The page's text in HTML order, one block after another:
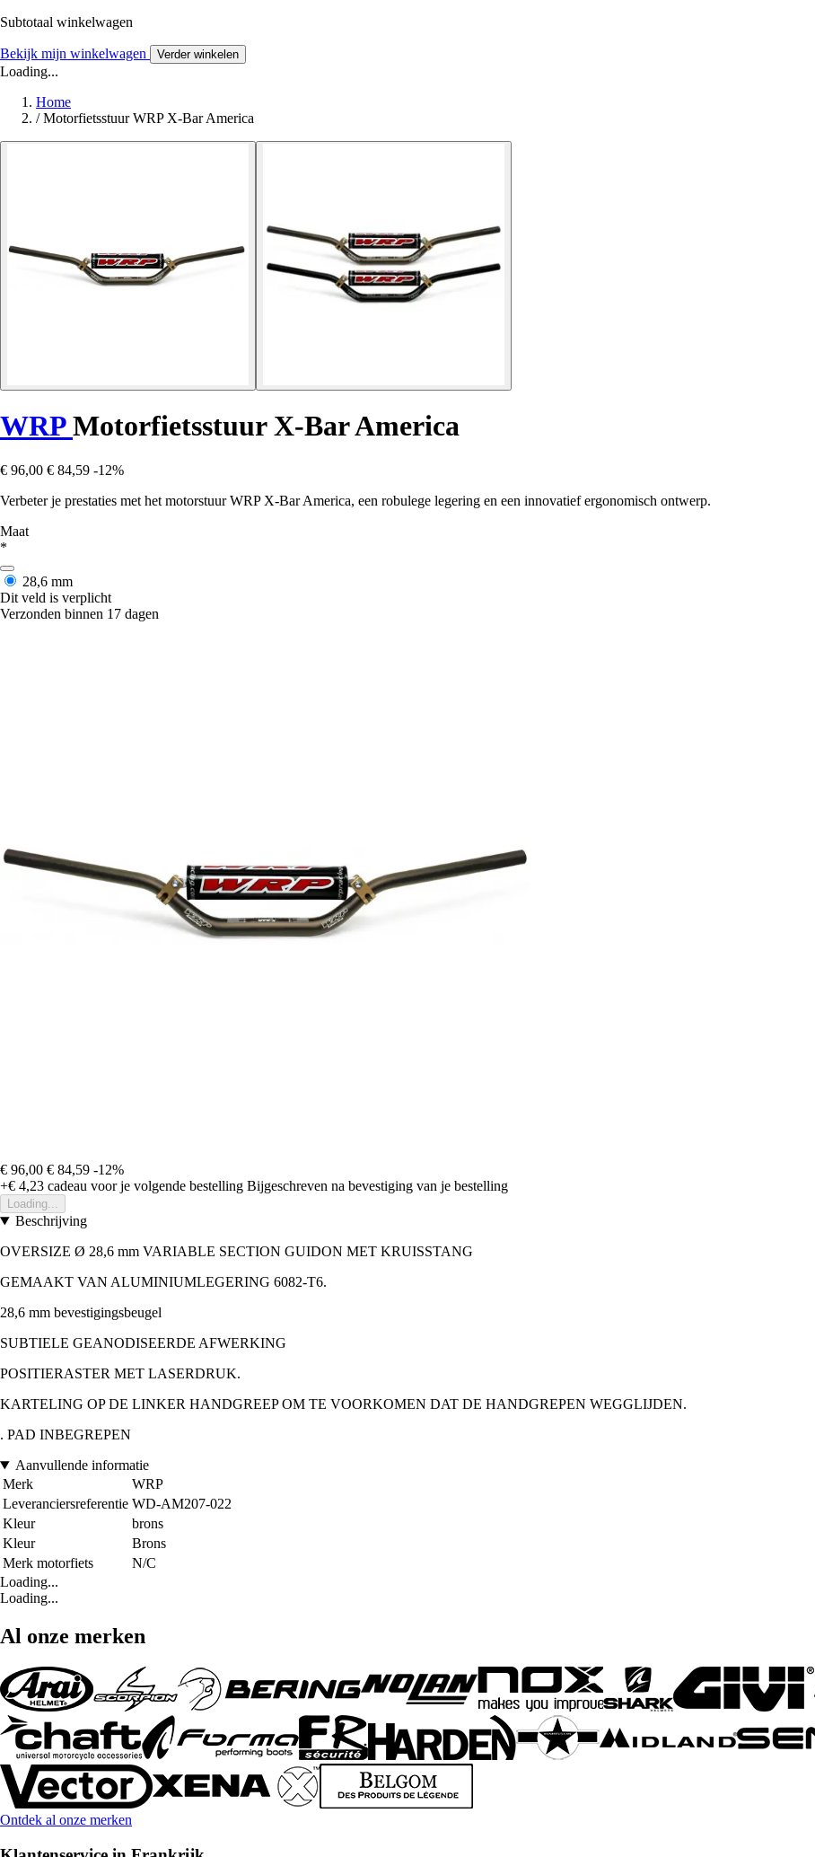
Subtotaal winkelwagen
Bekijk mijn winkelwagen Verder winkelen
Loading...
Home
/ Motorfietsstuur WRP X-Bar America
WRPMotorfietsstuur X-Bar America
€ 96,00 € 84,59 -12%
Verbeter je prestaties met het motorstuur WRP X-Bar America, een robulege legering en een innovatief ergonomisch ontwerp.
Maat
*
28,6 mm
Dit veld is verplicht
Verzonden binnen 17 dagen
€ 96,00 € 84,59 -12%
+€ 4,23 cadeau voor je volgende bestelling Bijgeschreven na bevestiging van je bestelling
Loading...
Beschrijving
OVERSIZE Ø 28,6 mm VARIABLE SECTION GUIDON MET KRUISSTANG
GEMAAKT VAN ALUMINIUMLEGERING 6082-T6.
28,6 mm bevestigingsbeugel
SUBTIELE GEANODISEERDE AFWERKING
POSITIERASTER MET LASERDRUK.
KARTELING OP DE LINKER HANDGREEP OM TE VOORKOMEN DAT DE HANDGREPEN WEGGLIJDEN.
. PAD INBEGREPEN
Aanvullende informatie
Merk
WRP
Leveranciersreferentie WD-AM207-022
Kleur
brons
Kleur
Brons
Merk motorfiets
N/C
Loading...
Loading...
Al onze merken
Ontdek al onze merken